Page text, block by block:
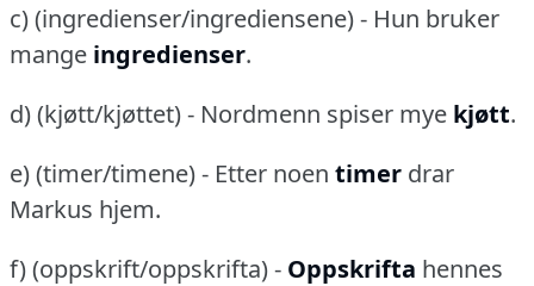
c) (ingredienser/ingrediensene) - Hun bruker
mange ingredienser.
d) (kjøtt/kjøttet) - Nordmenn spiser mye kjøtt.
e) (timer/timene) - Etter noen timer drar
Markus hjem.
f) (oppskrift/oppskrifta) - Oppskrifta hennes